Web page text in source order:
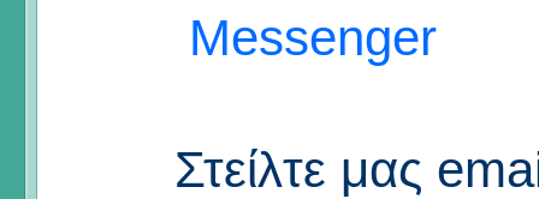
Messenger
Στείλτε μας